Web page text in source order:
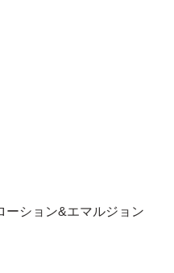
ーション&エマルジョン